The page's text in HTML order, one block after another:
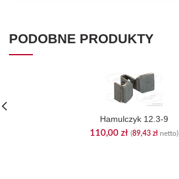
PODOBNE PRODUKTY
Hamulczyk 12.3-9
110,00 zł (89,43 zł netto)